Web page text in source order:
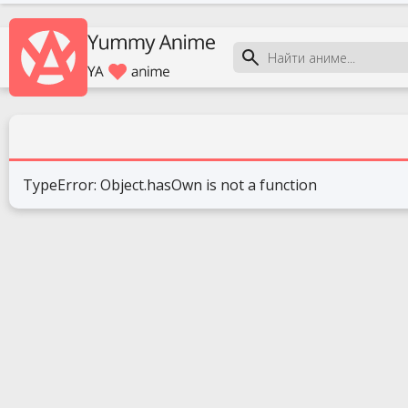
TypeError: Object.hasOwn is not a function